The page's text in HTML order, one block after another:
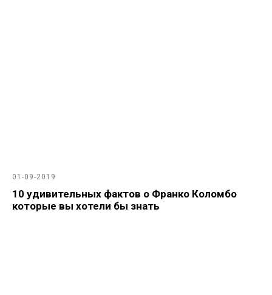
01-09-2019
10 удивительных фактов о Франко Коломбо
которые вы хотели бы знать